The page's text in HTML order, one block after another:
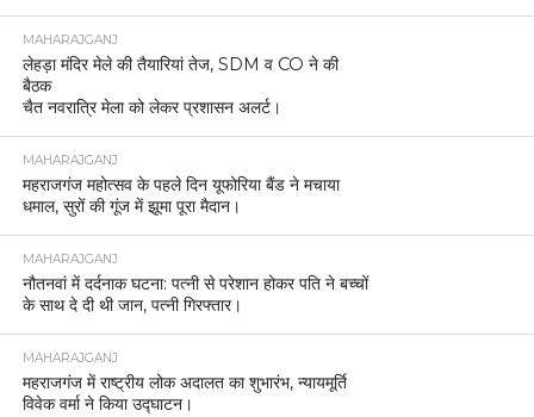
MAHARAJGANJ
लेहड़ा मंदिर मेले की तैयारियां तेज, SDM व CO ने की
बैठक
चैत नवरात्रि मेला को लेकर प्रशासन अलर्ट।
MAHARAJGANJ
महराजगंज महोत्सव के पहले दिन यूफोरिया बैंड ने मचाया
धमाल, सुरों की गूंज में झूमा पूरा मैदान।
MAHARAJGANJ
नौतनवां में दर्दनाक घटना: पत्नी से परेशान होकर पति ने बच्चों
के साथ दे दी थी जान, पत्नी गिरफ्तार।
MAHARAJGANJ
महराजगंज में राष्ट्रीय लोक अदालत का शुभारंभ, न्यायमूर्ति
विवेक वर्मा ने किया उद्घाटन।